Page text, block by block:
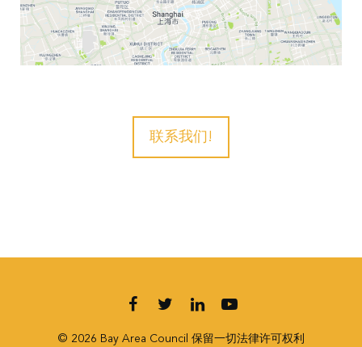
联系我们!
Follow us on Facebook
Follow us on Twitter
Follow us on LinkedIn
Follow us on
© 2026 Bay Area Council 保留一切法律许可权利